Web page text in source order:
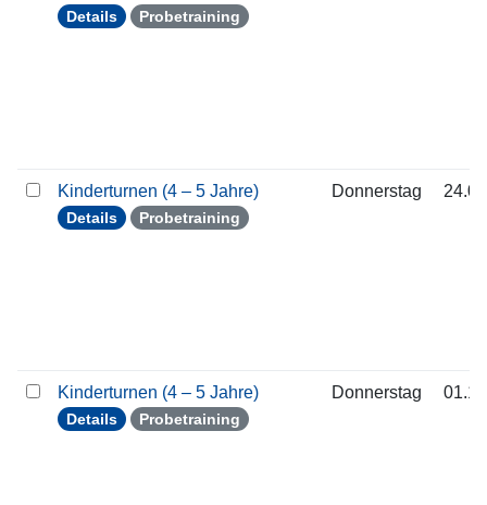
Details Probetraining
Kinderturnen (4 – 5 Jahre)
Details Probetraining
Donnerstag
Kinderturnen (4 – 5 Jahre)
Details Probetraining
Donnerstag